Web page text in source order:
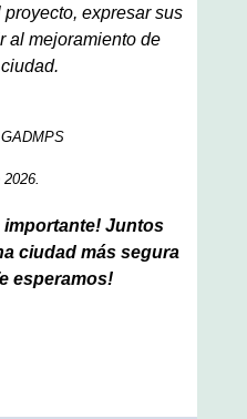
expresar sus
al mejoramiento de
importante! Juntos
ciudad más segura
esperamos!